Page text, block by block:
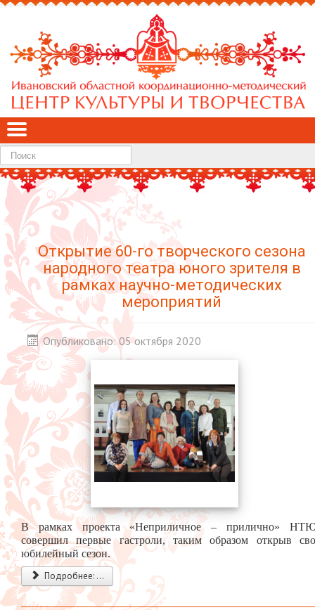
Найти
Открытие 60-го творческого сезона
народного театра юного зрителя в
рамках научно-методических
мероприятий
Опубликовано: 05 октября 2020
В рамках проекта «Неприличное – прилично»
совершил первые гастроли, таким образом открыв
юбилейный сезон.
Подробнее: ...